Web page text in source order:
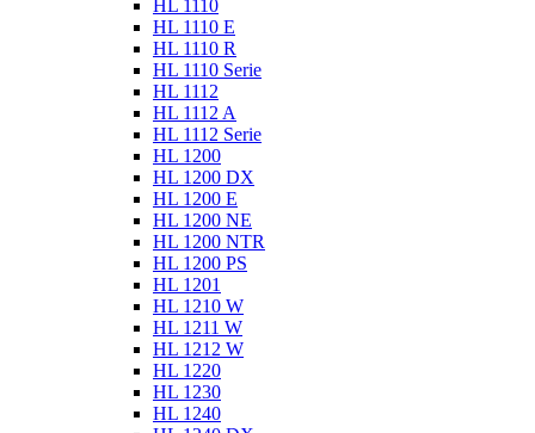
HL 1110
HL 1110 E
HL 1110 R
HL 1110 Serie
HL 1112
HL 1112 A
HL 1112 Serie
HL 1200
HL 1200 DX
HL 1200 E
HL 1200 NE
HL 1200 NTR
HL 1200 PS
HL 1201
HL 1210 W
HL 1211 W
HL 1212 W
HL 1220
HL 1230
HL 1240